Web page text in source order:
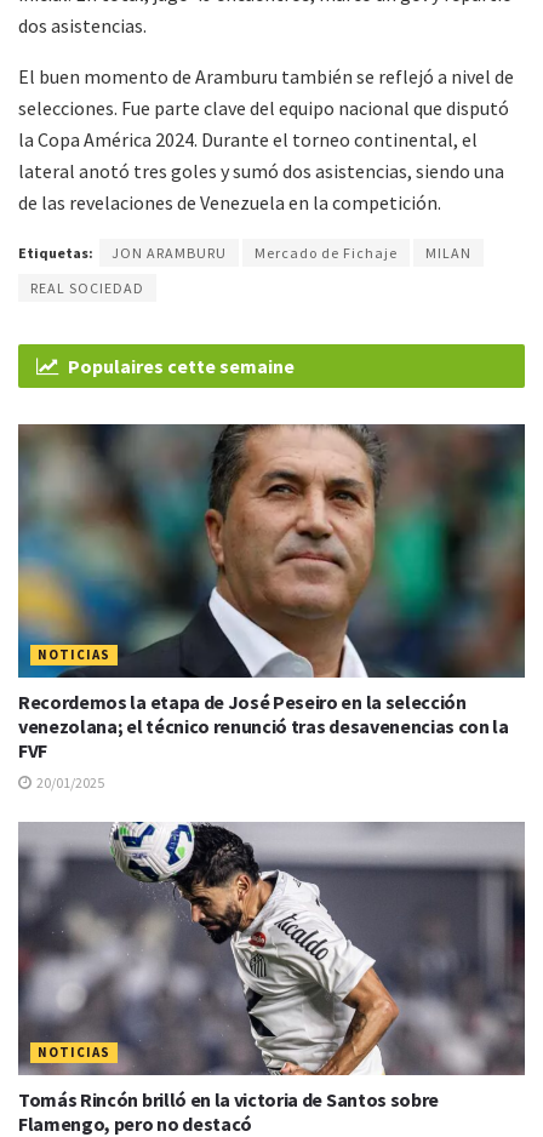
dos asistencias.
El buen momento de Aramburu también se reflejó a nivel de
selecciones. Fue parte clave del equipo nacional que disputó
la Copa América 2024. Durante el torneo continental, el
lateral anotó tres goles y sumó dos asistencias, siendo una
de las revelaciones de Venezuela en la competición.
Etiquetas: JON ARAMBURU Mercado de Fichaje
MILAN
REAL SOCIEDAD
Populaires cette semaine
NOTICIAS
Recordemos la etapa de José Peseiro en la selección
venezolana; el técnico renunció tras desavenencias con la
FVF
20/01/2025
NOTICIAS
Tomás Rincón brilló en la victoria de Santos sobre
Flamengo, pero no destacó